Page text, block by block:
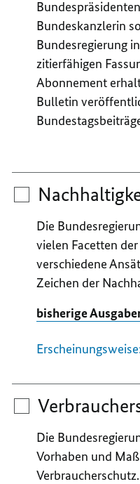
Bundeskanzlerin
Bundesregierung
zitierfähigen
Abonnement
Bulletin
Die
vielen Facetten
verschiedene
Zeichen der
bisherige
Die
Vorhaben und